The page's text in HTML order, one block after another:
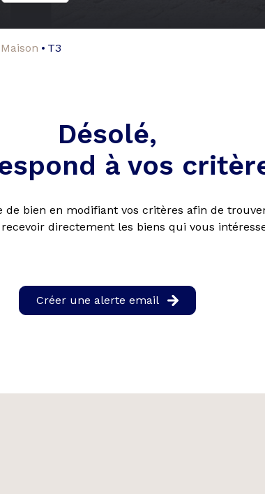
Maison T3
Désolé,
à vos
bien en modifiant vos critères afin de
directement les biens qui vous
Créer une alerte email